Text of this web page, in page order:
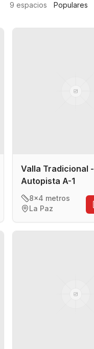
9 espacios Populares
Valla Tradicional -
Autopista A-1
8x4 metros
La Paz